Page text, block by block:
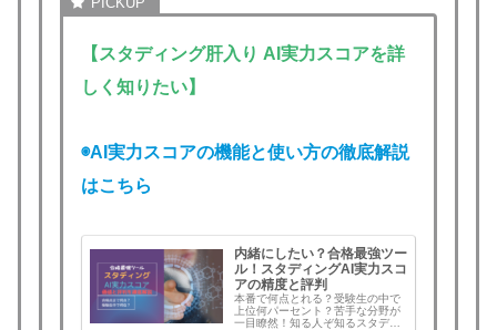
【スタディング肝入り AI実力スコアを詳
しく知りたい】
◉AI実力スコアの機能と使い方の徹底解説
はこちら
内緒にしたい？合格最強ツー
ル！スタディングAI実力スコ
アの精度と評判
本番で何点とれる？受験生の中で
上位何パーセント？苦手な分野が
一目瞭然！知る人ぞ知るスタディ